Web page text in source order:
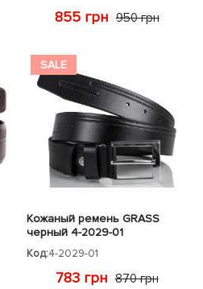
855 грн 950 грн
SALE
Кожаный ремень GRASS
черный 4-2029-01
Код:4-2029-01
783 грн 870 грн